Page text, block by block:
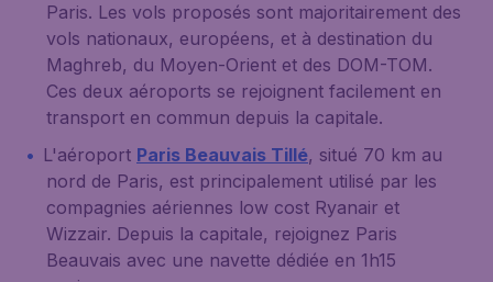
Paris. Les vols proposés sont majoritairement des
vols nationaux, européens, et à destination du
Maghreb, du Moyen-Orient et des DOM-TOM.
Ces deux aéroports se rejoignent facilement en
transport en commun depuis la capitale.
L'aéroport Paris Beauvais Tillé, situé 70 km au
nord de Paris, est principalement utilisé par les
compagnies aériennes low cost Ryanair et
Wizzair. Depuis la capitale, rejoignez Paris
Beauvais avec une navette dédiée en 1h15